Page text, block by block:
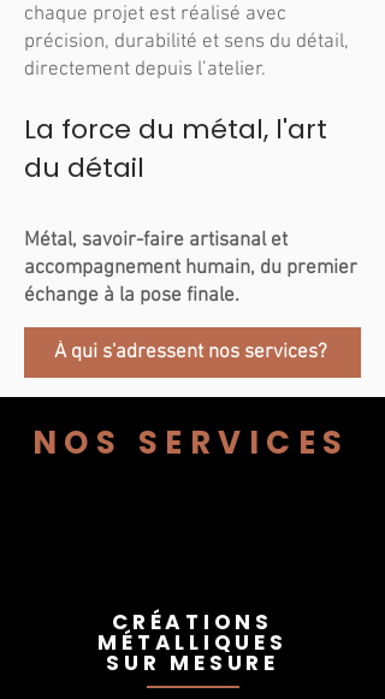
chaque projet est réalisé avec
précision, durabilité et sens du détail,
directement depuis l’atelier.
La force du métal, l'art
du détail
Métal, savoir-faire artisanal et
accompagnement humain, du premier
échange à la pose finale.
À qui s'adressent nos services?
NOS SERVICES
CRÉATIONS
MÉTALLIQUES
SUR MESURE